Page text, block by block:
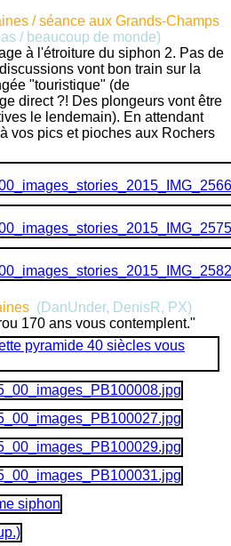
/ séance aux Grands-Champs
/ beaucoup de monde)
à l'étroiture du siphon 2. Pas de
vont bon train sur la
"touristique" (de
direct ?! Des plongeurs vont être
le lendemain). En attendant
vos pics et pioches aux Rochers
(DanUnder, DenisR, PX)
170 ans vous contemplent."